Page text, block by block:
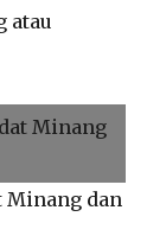
atau
Minang dan